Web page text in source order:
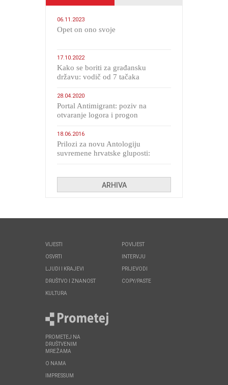
06.11.2023
​Opet on ono svoje
17.10.2022
Kako se boriti za građansku
državu: vodič od 7 tačaka
28.04.2020
Portal Antimigrant: poziv na
otvaranje logora i progon
18.06.2016
Prilozi za novu Antologiju
suvremene hrvatske gluposti:
ARHIVA
VIJESTI
OSVRTI
LJUDI I KRAJEVI
DRUŠTVO I ZNANOST
KULTURA
POVIJEST
INTERVJU
PRIJEVODI
COPY/PASTE
PROMETEJ NA
DRUŠTVENIM
MREŽAMA
O NAMA
IMPRESSUM